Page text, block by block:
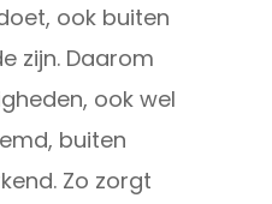
ook buiten
zijn. Daarom
ook wel
buiten
Zo zorgt